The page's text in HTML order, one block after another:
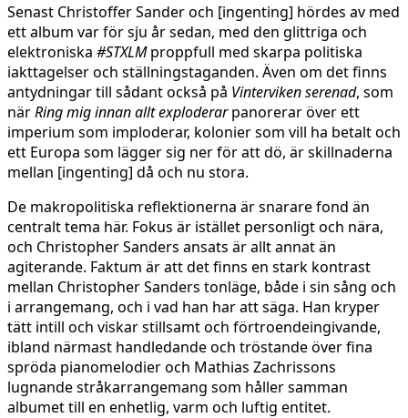
Senast Christoffer Sander och [ingenting] hördes av med
ett album var för sju år sedan, med den glittriga och
elektroniska #STXLMproppfull med skarpa politiska
iakttagelser och ställningstaganden. Även om det finns
antydningar till sådant också på Vinterviken serenad, som
närRing mig innan allt exploderarpanorerar över ett
imperium som imploderar, kolonier som vill ha betalt och
ett Europa som lägger sig ner för att dö, är skillnaderna
mellan [ingenting] då och nu stora.
De makropolitiska reflektionerna är snarare fond än
centralt tema här. Fokus är istället personligt och nära,
och Christopher Sanders ansats är allt annat än
agiterande. Faktum är att det finns en stark kontrast
mellan Christopher Sanders tonläge, både i sin sång och
i arrangemang, och i vad han har att säga. Han kryper
tätt intill och viskar stillsamt och förtroendeingivande,
ibland närmast handledande och tröstande över fina
spröda pianomelodier och Mathias Zachrissons
lugnande stråkarrangemang som håller samman
albumet till en enhetlig, varm och luftig entitet.